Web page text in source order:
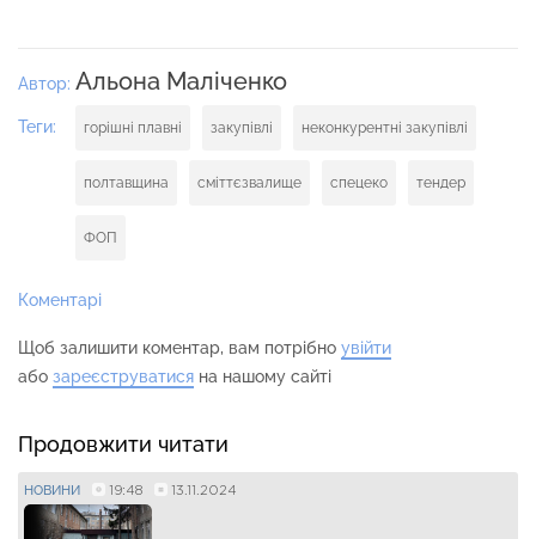
Автор: Альона Маліченко
Теги: горішні плавні закупівлі неконкурентні закупівлі
полтавщина сміттєзвалище спецеко тендер
ФОП
Коментарі
Щоб залишити коментар, вам потрібно увійти
або зареєструватися на нашому сайті
Продовжити читати
НОВИНИ 19:48 13.11.2024